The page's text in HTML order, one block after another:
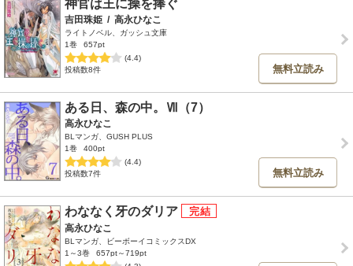
神官は王に操を捧ぐ
吉田珠姫 / 高永ひなこ
ライトノベル、ガッシュ文庫
1巻
657pt
(4.4)
投稿数8件
無料立読み
ある日、森の中。Ⅶ（7）
高永ひなこ
BLマンガ、GUSH PLUS
1巻
400pt
(4.4)
投稿数7件
無料立読み
わななく牙のダリア
高永ひなこ
BLマンガ、ビーボーイコミックスDX
1～3巻
657pt～719pt